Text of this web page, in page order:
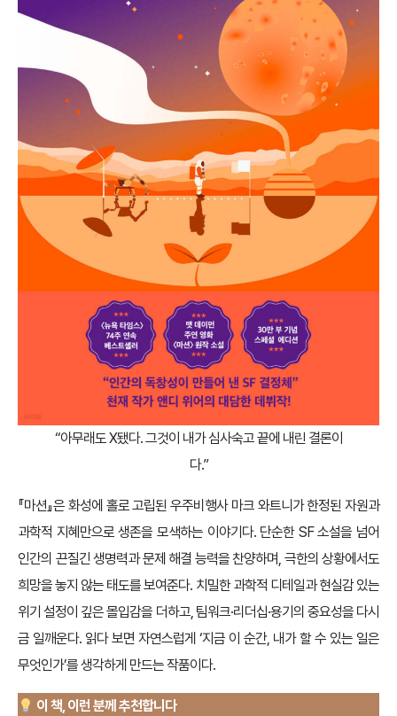
“아무래도 X됐다. 그것이 내가 심사숙고 끝에 내린 결론이
다.”
『마션』은 화성에 홀로 고립된 우주비행사 마크 와트니가 한정된 자원과
과학적 지혜만으로 생존을 모색하는 이야기다. 단순한 SF 소설을 넘어
인간의 끈질긴 생명력과 문제 해결 능력을 찬양하며, 극한의 상황에서도
희망을 놓지 않는 태도를 보여준다. 치밀한 과학적 디테일과 현실감 있는
위기 설정이 깊은 몰입감을 더하고, 팀워크·리더십·용기의 중요성을 다시
금 일깨운다. 읽다 보면 자연스럽게 ‘지금 이 순간, 내가 할 수 있는 일은
무엇인가’를 생각하게 만드는 작품이다.
이 책, 이런 분께 추천합니다